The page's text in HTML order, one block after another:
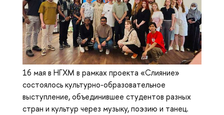
16 мая в НГХМ в рамках проекта «Слияние»
состоялось культурно-образовательное
выступление, объединившее студентов разных
стран и культур через музыку, поэзию и танец.